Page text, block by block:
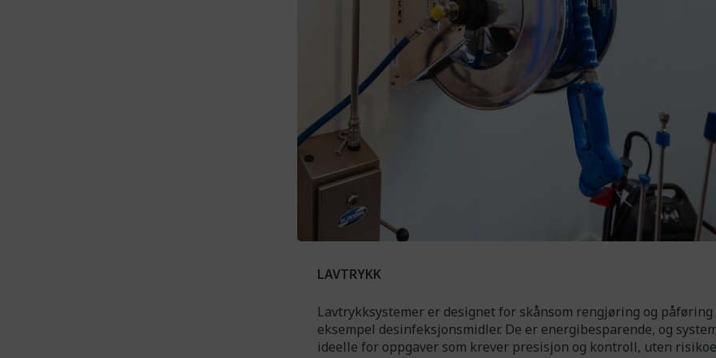
LAVTRYKK
Lavtrykksystemer er designet for skånsom rengjøring og påføring
eksempel desinfeksjonsmidler. De er energibesparende, og
ideelle for oppgaver som krever presisjon og kontroll, uten
Ikke tillat markedsføring